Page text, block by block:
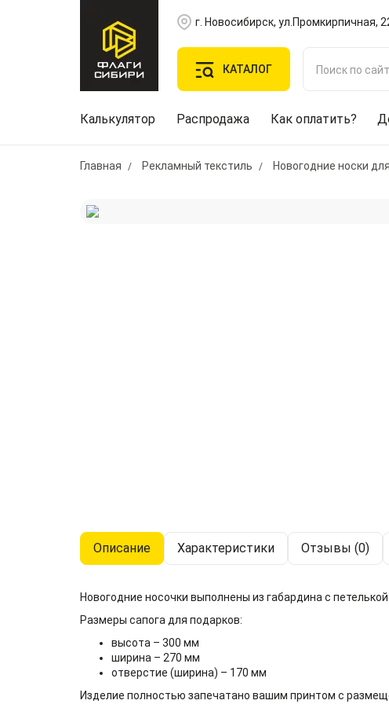
г. Новосибирск, ул.Промкирпичная,
КАТАЛОГ
Калькулятор Распродажа Как оплатить?
Главная Рекламный текстиль Новогодние носки
Описание Характеристики Отзывы (0)
Новогодние носочки выполнены из габардина с
Размеры сапога для подарков:
высота – 300 мм
ширина – 270 мм
отверстие (ширина) – 170 мм
Изделие полностью запечатано вашим принтом с